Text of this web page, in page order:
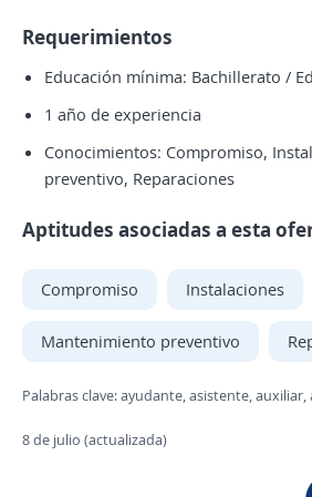
Requerimientos
Educación mínima: Bachillerato /
1 año de experiencia
Conocimientos: Compromiso,
preventivo, Reparaciones
Aptitudes asociadas a esta
Compromiso Instalaciones
Mantenimiento preventivo
Palabras clave: ayudante, asistente,
8 de julio (actualizada)